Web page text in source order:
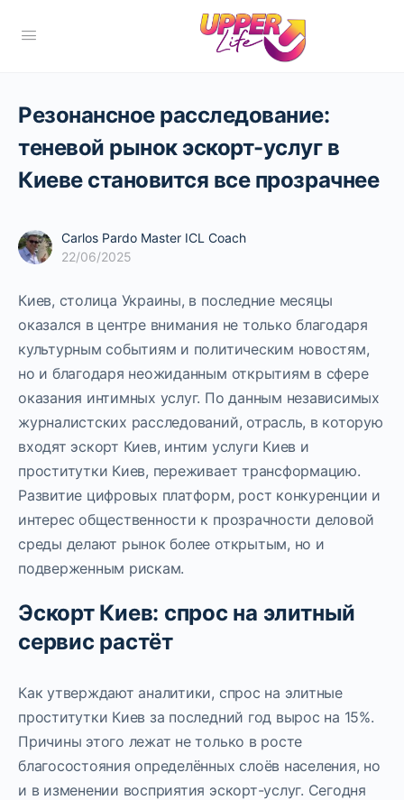
Резонансное расследование:
теневой рынок эскорт-услуг в
Киеве становится все прозрачнее
Carlos Pardo Master ICL Coach
22/06/2025
Киев, столица Украины, в последние месяцы
оказался в центре внимания не только благодаря
культурным событиям и политическим новостям,
но и благодаря неожиданным открытиям в сфере
оказания интимных услуг. По данным независимых
журналистских расследований, отрасль, в которую
входят эскорт Киев, интим услуги Киев и
проститутки Киев, переживает трансформацию.
Развитие цифровых платформ, рост конкуренции и
интерес общественности к прозрачности деловой
среды делают рынок более открытым, но и
подверженным рискам.
Эскорт Киев: спрос на элитный
сервис растёт
Как утверждают аналитики, спрос на элитные
проститутки Киев за последний год вырос на 15%.
Причины этого лежат не только в росте
благосостояния определённых слоёв населения, но
и в изменении восприятия эскорт-услуг. Сегодня